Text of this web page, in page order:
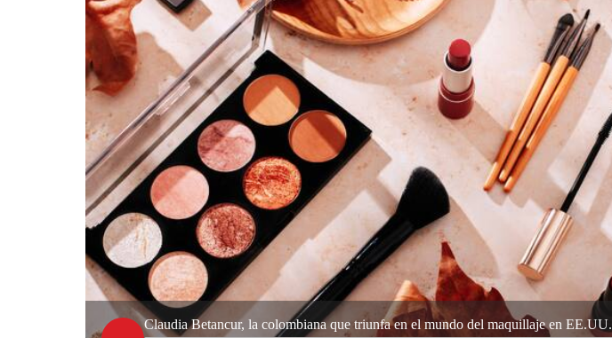
Claudia Betancur, la colombiana que triunfa en el mundo del maquillaje en EE.UU.